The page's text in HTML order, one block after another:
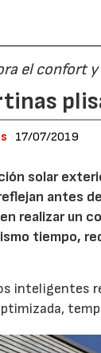
el confort
17/07/2019
solar
antes
realizar un
tiempo,
inteligentes